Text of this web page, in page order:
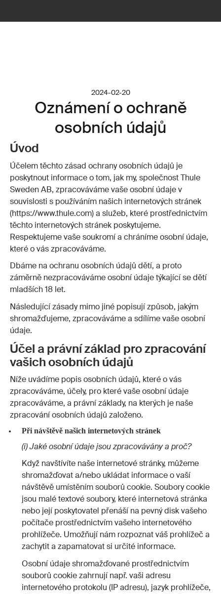
2024-02-20
Oznámení o ochraně
osobních údajů
Úvod
Účelem těchto zásad ochrany osobních údajů je
poskytnout informace o tom, jak my, společnost Thule
Sweden AB, zpracováváme vaše osobní údaje v
souvislosti s používáním našich internetových stránek
(https://www.thule.com) a služeb, které prostřednictvím
těchto internetových stránek poskytujeme.
Respektujeme vaše soukromí a chráníme osobní údaje,
které o vás zpracováváme.
Dbáme na ochranu osobních údajů dětí, a proto
záměrně nezpracováváme osobní údaje týkající se dětí
mladších 18 let.
Následující zásady mimo jiné popisují způsob, jakým
shromažďujeme, zpracováváme a sdílíme vaše osobní
údaje.
Účel a právní základ pro zpracování
vašich osobních údajů
Níže uvádíme popis osobních údajů, které o vás
zpracováváme, účely, pro které vaše osobní údaje
zpracováváme, a právní základy, na kterých je naše
zpracování osobních údajů založeno.
Při návštěvě našich internetových stránek
(i) Jaké osobní údaje jsou zpracovávány a proč?
Když navštívíte naše internetové stránky, můžeme
shromažďovat a/nebo ukládat informace o vaší
návštěvě umístěním souborů cookie. Soubory cookie
jsou malé textové soubory, které internetová stránka
nebo její poskytovatel přenáší na pevný disk vašeho
počítače prostřednictvím vašeho internetového
prohlížeče. Umožňují nám rozpoznat váš prohlížeč a
zachytit a zapamatovat si určité informace.
Osobní údaje shromažďované prostřednictvím
souborů cookie zahrnují např. vaši adresu
internetového protokolu (IP adresu), jazyk prohlížeče,